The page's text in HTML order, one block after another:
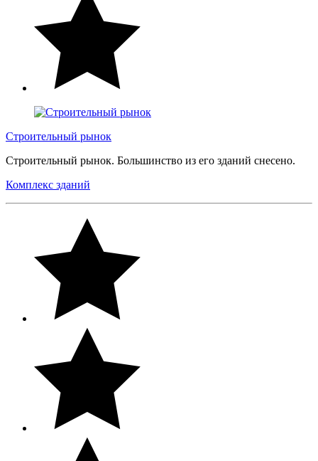
Строительный рынок
Строительный рынок. Большинство из его зданий снесено.
Комплекс зданий